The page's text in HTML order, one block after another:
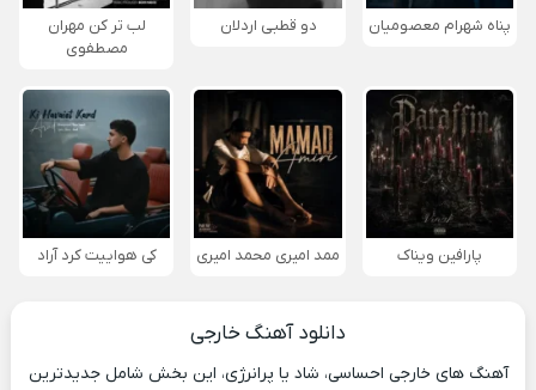
پناه شهرام معصومیان دو قطبی اردلان
لب تر کن مهران
مصطفوی
پارافین ویناک ممد امیری محمد امیری کی هواییت کرد آراد
دانلود آهنگ خارجی
آهنگ های خارجی احساسی، شاد یا پرانرژی، این بخش شامل جدیدترین